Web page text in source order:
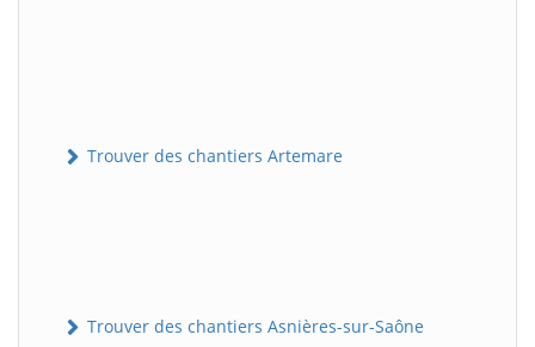
Trouver des chantiers Artemare
Trouver des chantiers Asnières-sur-Saône